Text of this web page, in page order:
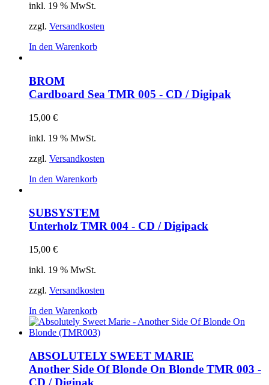
inkl. 19 % MwSt.
zzgl. Versandkosten
In den Warenkorb
BROM
Cardboard Sea TMR 005 - CD / Digipak
15,00 €
inkl. 19 % MwSt.
zzgl. Versandkosten
In den Warenkorb
SUBSYSTEM
Unterholz TMR 004 - CD / Digipack
15,00 €
inkl. 19 % MwSt.
zzgl. Versandkosten
In den Warenkorb
ABSOLUTELY SWEET MARIE
Another Side Of Blonde On Blonde TMR 003 -
CD / Digipak